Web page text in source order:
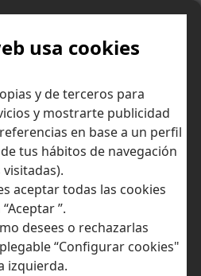
usa cookies
y de terceros para
y mostrarte publicidad
en base a un perfil
tus hábitos de navegación
aceptar todas las cookies
”.
desees o rechazarlas
“Configurar cookies"
izquierda.
STOXX Europe Football: